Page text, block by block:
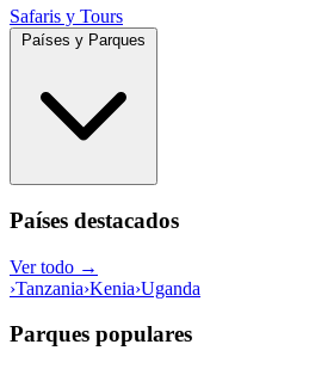
Safaris y Tours
Países destacados
Ver todo →
›Tanzania›Kenia›Uganda
Parques populares